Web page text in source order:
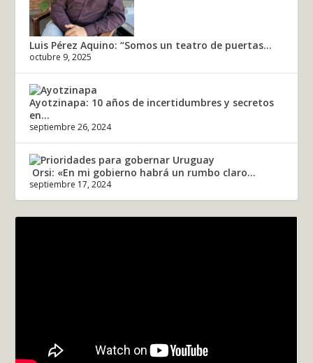
Luis Pérez Aquino: “Somos un teatro de puertas...
octubre 9, 2025
Ayotzinapa: 10 años de incertidumbres y secretos
en...
septiembre 26, 2024
Orsi: «En mi gobierno habrá un rumbo claro...
septiembre 17, 2024